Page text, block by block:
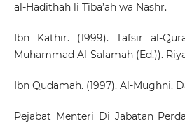
al-Hadithah li Tiba’ah wa Nashr.
Ibn Kathir. (1999). Tafsir al-
Muhammad Al-Salamah (Ed.)).
Ibn Qudamah. (1997). Al-Mughni.
Pejabat Menteri Di Jabatan